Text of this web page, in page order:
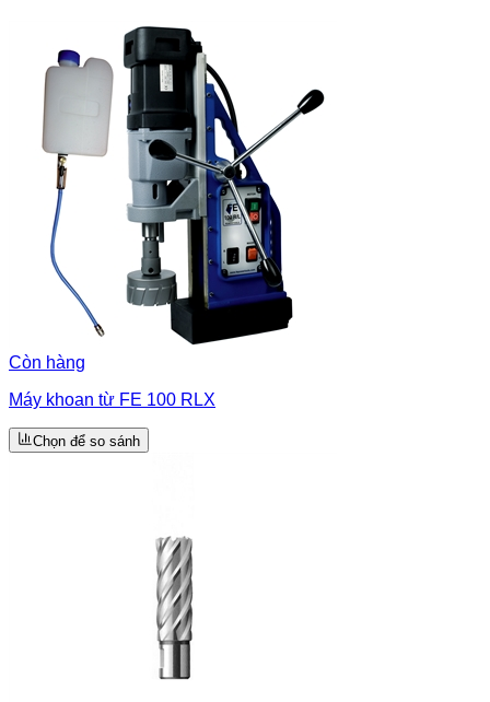
Còn hàng
Máy khoan từ FE 100 RLX
Chọn để so sánh